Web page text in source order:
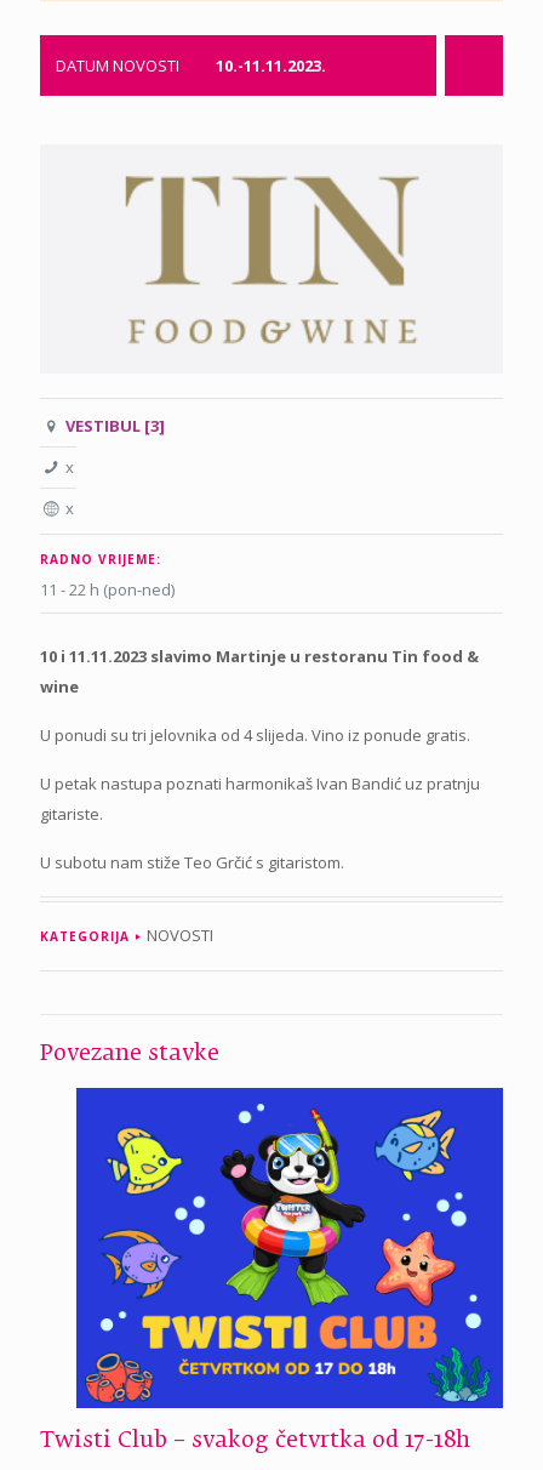
DATUM NOVOSTI 10.-11.11.2023.
VESTIBUL [3]
x
x
RADNO VRIJEME:
11 - 22 h (pon-ned)
10 i 11.11.2023 slavimo Martinje u restoranu Tin food &
wine
U ponudi su tri jelovnika od 4 slijeda. Vino iz ponude gratis.
U petak nastupa poznati harmonikaš Ivan Bandić uz pratnju
gitariste.
U subotu nam stiže Teo Grčić s gitaristom.
KATEGORIJA NOVOSTI
Povezane stavke
Twisti Club – svakog četvrtka od 17-18h